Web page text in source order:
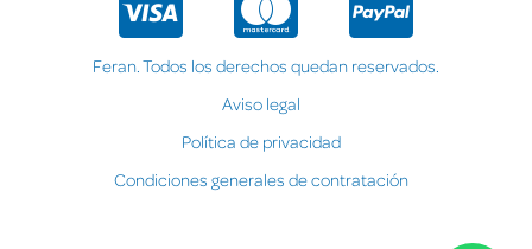
Feran. Todos los derechos quedan reservados.
Aviso legal
Política de privacidad
Condiciones generales de contratación